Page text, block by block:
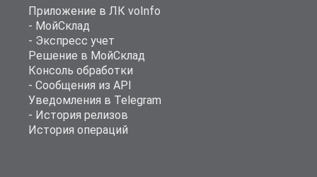
Приложение в ЛК voInfo
- МойСклад
- Экспресс учет
Решение в МойСклад
Консоль обработки
- Сообщения из API
Уведомления в Telegram
- История релизов
История операций